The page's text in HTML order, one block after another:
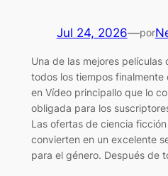
Jul 24, 2026—por
Una de las mejores
todos los tiempos finalmente
en Vídeo principallo que lo
obligada para los
Las ofertas de ciencia
convierten en un excelente
para el género. Después de